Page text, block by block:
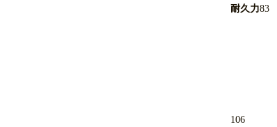
耐久力83
106